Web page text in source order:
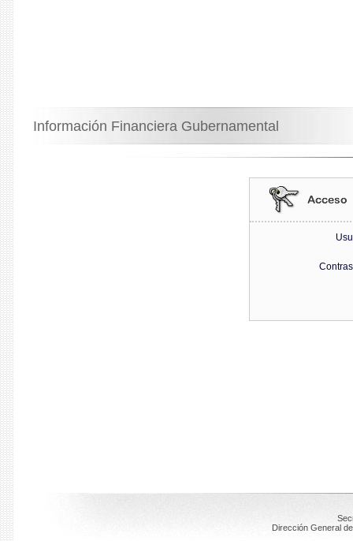
Información Financiera Gubernamental
Dirección General